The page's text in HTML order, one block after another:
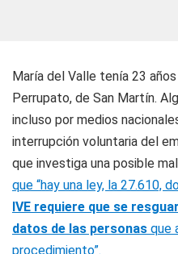
María del Valle tenía 23
Perrupato, de San Martín.
incluso por medios
interrupción voluntaria del
que investiga una posible
que “hay una ley, la 27.610,
IVE requiere que se
datos de las personas que
procedimiento”.